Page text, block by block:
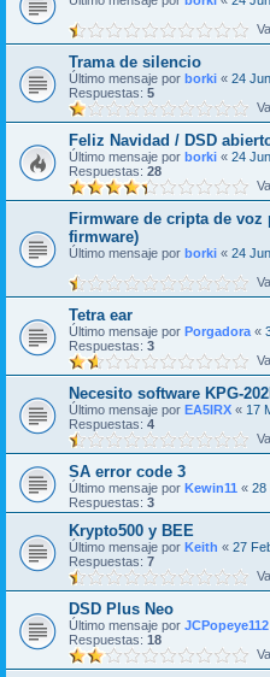
Trama de silencio
Último mensaje por borki « 24
Respuestas: 5
Feliz Navidad / DSD
Último mensaje por borki « 24
Respuestas: 28
Firmware de cripta de voz
firmware)
Último mensaje por borki « 24
Tetra ear
Último mensaje por Porgadora «
Respuestas: 3
Necesito software KPG-
Último mensaje por EA5IRX « 17
Respuestas: 4
SA error code 3
Último mensaje por Kewin11 « 28
Respuestas: 3
Krypto500 y BEE
Último mensaje por Keith « 27
Respuestas: 7
DSD Plus Neo
Último mensaje por JCPopeye112
Respuestas: 18